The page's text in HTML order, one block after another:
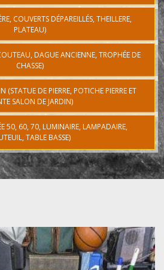
COUVERTS DÉPAREILLÉS, THEILLERE,
PLATEAU)
DAGUE ANCIENNE, TROPHÉE DE
CHASSE)
(STATUE DE PIERRE, POTICHE PIERRE ET
SALON DE JARDIN)
50, 60, 70, LUMINAIRE, LAMPADAIRE,
TABLE BASSE)